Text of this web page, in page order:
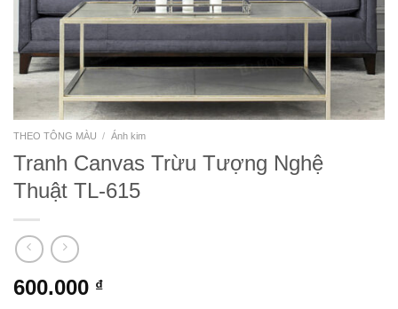
THEO TÔNG MÀU / Ánh kim
Tranh Canvas Trừu Tượng Nghệ
Thuật TL-615
600.000 ₫